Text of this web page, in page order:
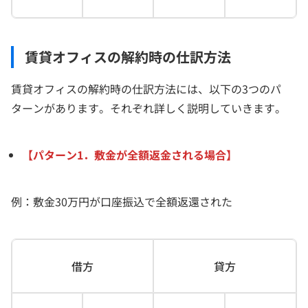
賃貸オフィスの解約時の仕訳方法
賃貸オフィスの解約時の仕訳方法には、以下の3つのパ
ターンがあります。それぞれ詳しく説明していきます。
【パターン1．敷金が全額返金される場合】
例：敷金30万円が口座振込で全額返還された
借方 貸方